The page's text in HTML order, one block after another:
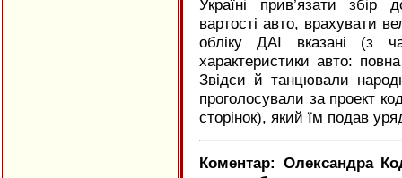
Україні прив’язати збір
вартості авто, врахувати
обліку ДАІ вказані (з
характеристики авто:
Звідси й танцювали
проголосували за проект
сторінок), який їм подав
Коментар: Олександра